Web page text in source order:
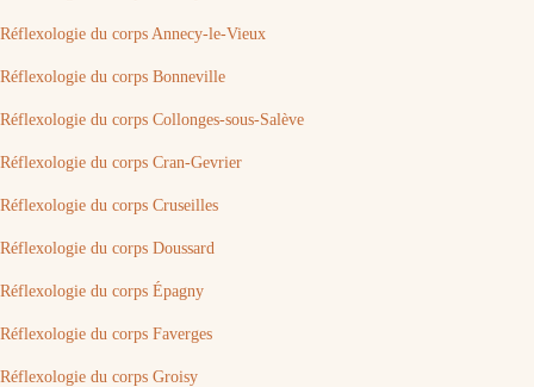
Réflexologie du corps Annecy-le-Vieux
Réflexologie du corps Bonneville
Réflexologie du corps Collonges-sous-Salève
Réflexologie du corps Cran-Gevrier
Réflexologie du corps Cruseilles
Réflexologie du corps Doussard
Réflexologie du corps Épagny
Réflexologie du corps Faverges
Réflexologie du corps Groisy